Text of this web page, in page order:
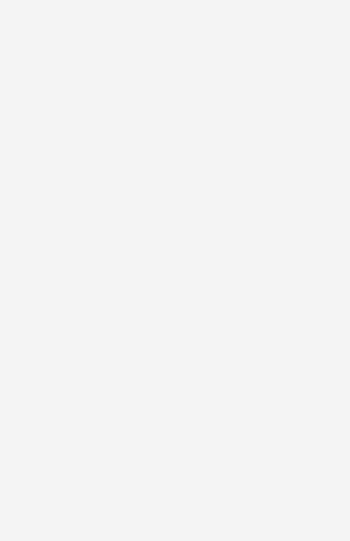
und wird die Vaillant Group
und
Geschäftsleiter Marketing und Vertrieb bei
in Salzgitter. In seiner Funktion
im OEM- und Markengeschäft. Vor
leitete Althaus für vier Jahre Marketing